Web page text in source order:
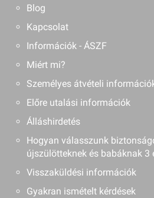
Blog
Kapcsolat
Információk - ÁSZF
Miért mi?
Személyes átvételi
Előre utalási információk
Álláshirdetés
Hogyan válasszunk
újszülötteknek és babáknak 3
Visszaküldési információk
Gyakran ismételt kérdések